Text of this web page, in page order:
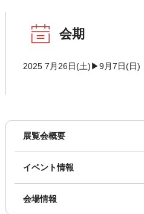
会期
2025 7月26日(土)▶9月7日(日)
展覧会概要
イベント情報
会場情報